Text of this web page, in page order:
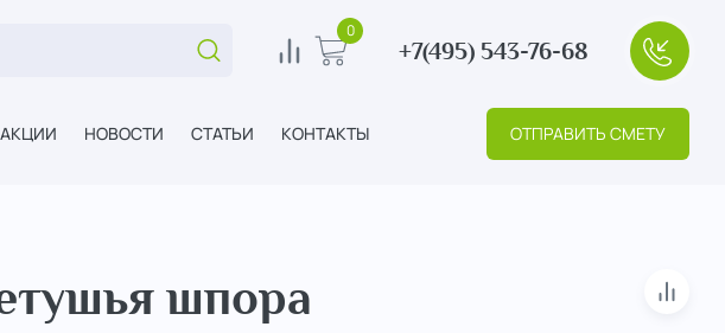
Поиск...
0 В корзину
0
+7(495) 543-76-68
АКЦИИ НОВОСТИ СТАТЬИ КОНТАКТЫ ОТПРАВИТЬ СМЕТУ
шпора В